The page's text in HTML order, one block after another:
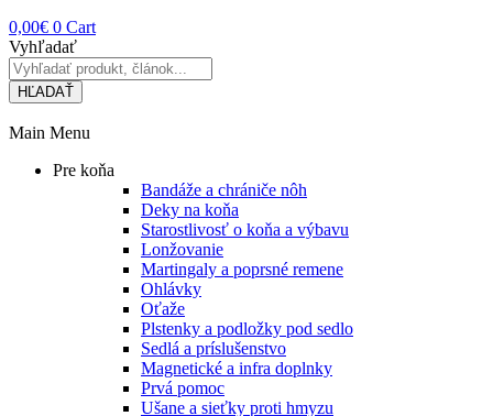
0,00€ 0 Cart
Vyhľadať
HĽADAŤ
Main Menu
Pre koňa
Bandáže a chrániče nôh
Deky na koňa
Starostlivosť o koňa a výbavu
Lonžovanie
Martingaly a poprsné remene
Ohlávky
Oťaže
Plstenky a podložky pod sedlo
Sedlá a príslušenstvo
Magnetické a infra doplnky
Prvá pomoc
Ušane a sieťky proti hmyzu